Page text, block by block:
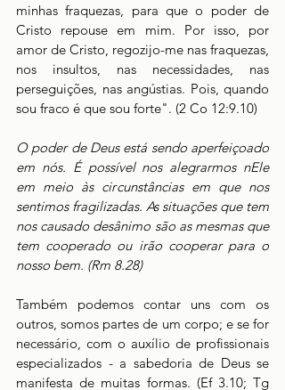
minhas fraquezas, para que o poder de
Cristo repouse em mim. Por isso, por
amor de Cristo, regozijo-me nas fraquezas,
nos insultos, nas necessidades, nas
perseguições, nas angústias. Pois, quando
sou fraco é que sou forte". (2 Co 12:9.10)
O poder de Deus está sendo aperfeiçoado
em nós. É possível nos alegrarmos nEle
em meio às circunstâncias em que nos
sentimos fragilizadas. As situações que tem
nos causado desânimo são as mesmas que
tem cooperado ou irão cooperar para o
nosso bem. (Rm 8.28)
Também podemos contar uns com os
outros, somos partes de um corpo; e se for
necessário, com o auxílio de profissionais
especializados - a sabedoria de Deus se
manifesta de muitas formas. (Ef 3.10; Tg